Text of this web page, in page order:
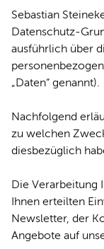
Sebastian
Datenschutz-
ausführlich über
Daten“ genannt).
Nachfolgend
zu welchen
diesbezüglich
Die Verarbeitung
Ihnen erteilten
Newsletter, der
Angebote auf